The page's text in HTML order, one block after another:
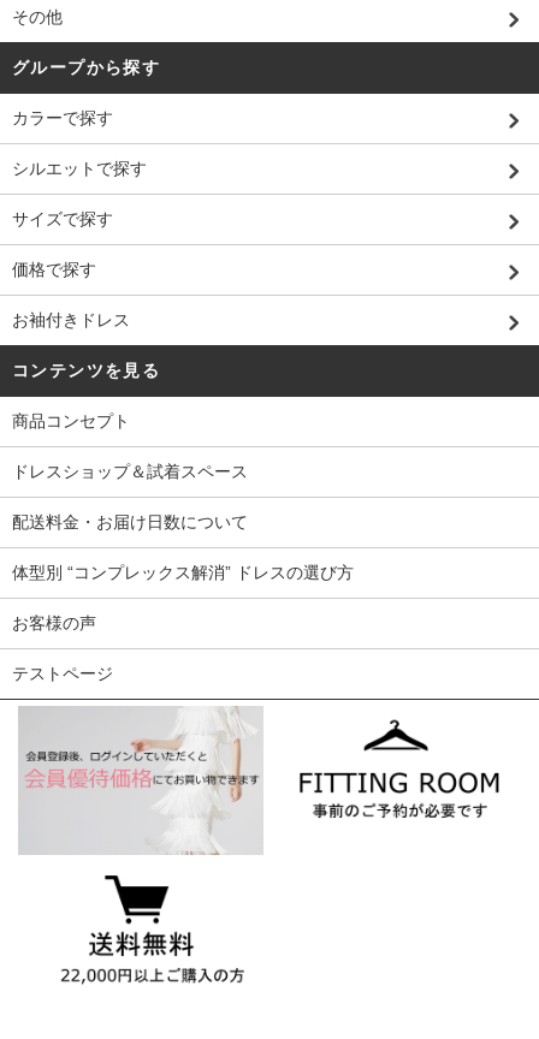
その他
グループから探す
カラーで探す
シルエットで探す
サイズで探す
価格で探す
お袖付きドレス
コンテンツを見る
商品コンセプト
ドレスショップ＆試着スペース
配送料金・お届け日数について
体型別 “コンプレックス解消” ドレスの選び方
お客様の声
テストページ